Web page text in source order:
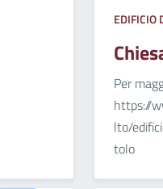
EDIFICIO
Per
https://
lto/
tolo